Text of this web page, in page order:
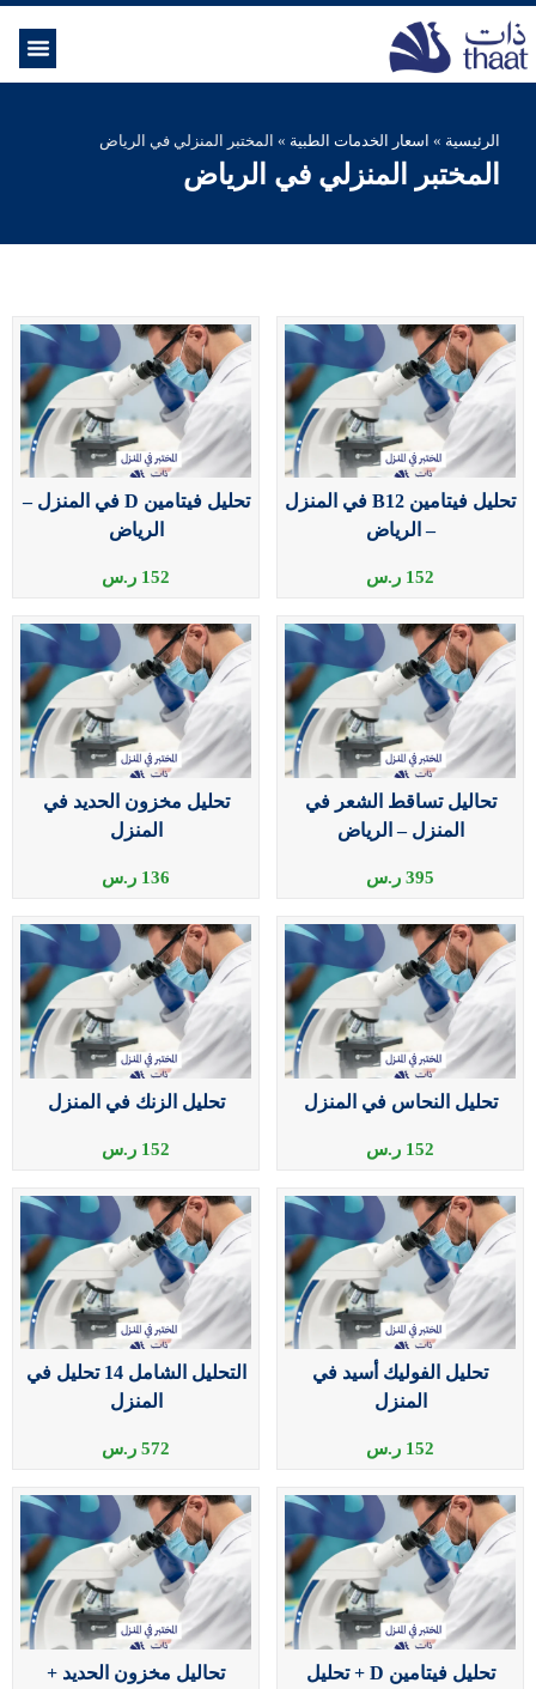
الرئيسية » اسعار الخدمات الطبية » المختبر المنزلي في الرياض
المختبر المنزلي في الرياض
تحليل فيتامين B12 في المنزل
– الرياض
152 ر.س
تحليل فيتامين D في المنزل –
الرياض
152 ر.س
تحاليل تساقط الشعر في
المنزل – الرياض
395 ر.س
تحليل مخزون الحديد في
المنزل
136 ر.س
تحليل النحاس في المنزل
152 ر.س
تحليل الزنك في المنزل
152 ر.س
تحليل الفوليك أسيد في
المنزل
152 ر.س
التحليل الشامل 14 تحليل في
المنزل
572 ر.س
تحليل فيتامين D + تحليل
تحاليل مخزون الحديد +